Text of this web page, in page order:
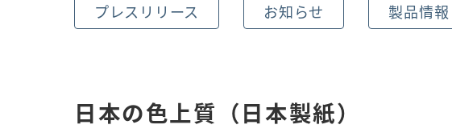
プレスリリース お知らせ 製品情報
日本の色上質（日本製紙）